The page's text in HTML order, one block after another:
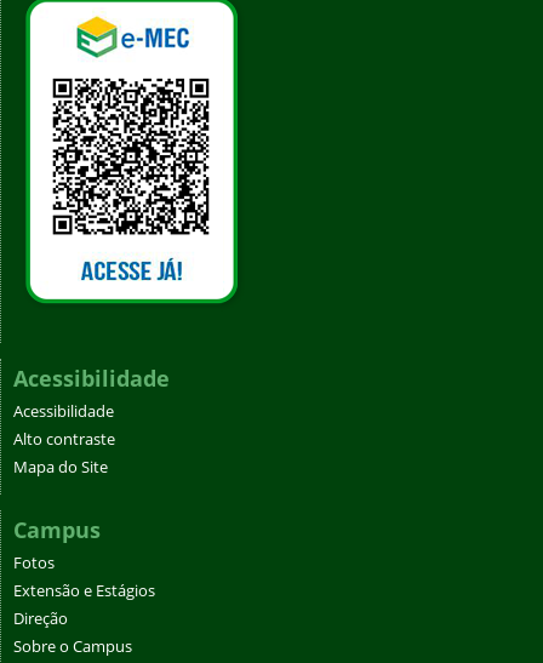
Acessibilidade
Acessibilidade
Alto contraste
Mapa do Site
Campus
Fotos
Extensão e Estágios
Direção
Sobre o Campus